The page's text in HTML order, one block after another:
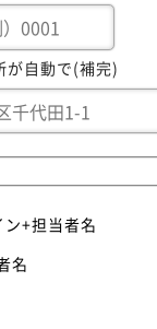
が自動で(補完)
+担当者名
名